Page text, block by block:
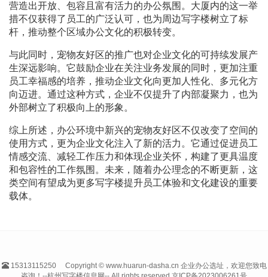
营造出开放、包容且富有活力的办公氛围。大厦内的这一举
措不仅获得了员工的广泛认可，也为周边写字楼树立了标
杆，推动整个区域办公文化的积极转变。
与此同时，宠物友好区的推广也对企业文化的可持续发展产
生深远影响。它鼓励企业在关注业务发展的同时，更加注重
员工幸福感的培养，推动企业文化向更加人性化、多元化方
向迈进。通过这种方式，企业不仅提升了内部凝聚力，也为
外部树立了积极向上的形象。
综上所述，办公环境中新兴的宠物友好区不仅改变了空间的
使用方式，更为企业文化注入了新的活力。它通过促进员工
情感交流、减轻工作压力和体现企业关怀，构建了更具温度
和包容性的工作氛围。未来，随着办公理念的不断更新，这
类空间有望成为更多写字楼提升员工体验和文化建设的重要
载体。
15313115250
Copyright © www.huarun-dasha.cn 企业办公选址，欢迎您致电